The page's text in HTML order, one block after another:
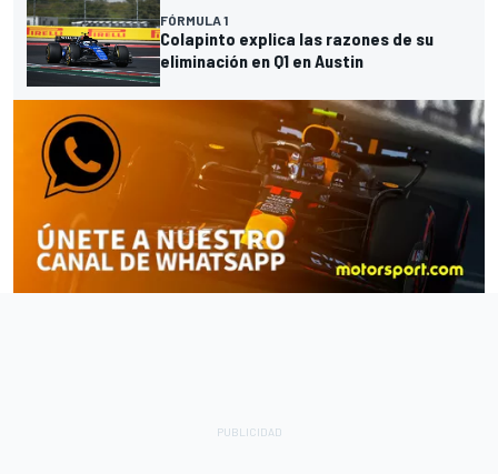
FÓRMULA 1
Colapinto explica las razones de su
eliminación en Q1 en Austin